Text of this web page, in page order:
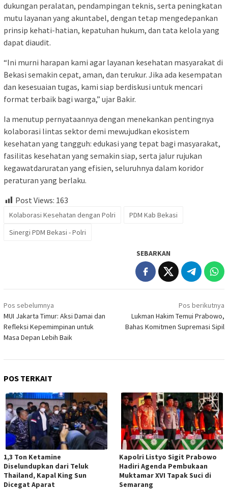
dukungan peralatan, pendampingan teknis, serta peningkatan
mutu layanan yang akuntabel, dengan tetap mengedepankan
prinsip kehati-hatian, kepatuhan hukum, dan tata kelola yang
dapat diaudit.
“Ini murni harapan kami agar layanan kesehatan masyarakat di
Bekasi semakin cepat, aman, dan terukur. Jika ada kesempatan
dan kesesuaian tugas, kami siap berdiskusi untuk mencari
format terbaik bagi warga,” ujar Bakir.
Ia menutup pernyataannya dengan menekankan pentingnya
kolaborasi lintas sektor demi mewujudkan ekosistem
kesehatan yang tangguh: edukasi yang tepat bagi masyarakat,
fasilitas kesehatan yang semakin siap, serta jalur rujukan
kegawatdaruratan yang efisien, seluruhnya dalam koridor
peraturan yang berlaku.
Post Views: 163
Kolaborasi Kesehatan dengan Polri
PDM Kab Bekasi
Sinergi PDM Bekasi - Polri
SEBARKAN
Navigasi
pos
Pos sebelumnya
MUI Jakarta Timur: Aksi Damai dan
Refleksi Kepemimpinan untuk
Masa Depan Lebih Baik
Pos berikutnya
Lukman Hakim Temui Prabowo,
Bahas Komitmen Supremasi Sipil
POS TERKAIT
1,3 Ton Ketamine
Diselundupkan dari Teluk
Thailand, Kapal King Sun
Dicegat Aparat
Kapolri Listyo Sigit Prabowo
Hadiri Agenda Pembukaan
Muktamar XVI Tapak Suci di
Semarang